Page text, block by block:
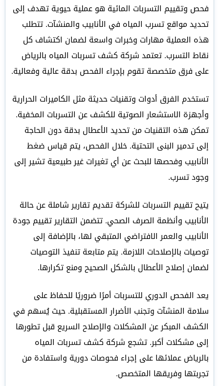
فحص وتقييم التسربات المائية هو عملية حيوية تهدف إلى
تحديد مواقع تسرب المياه في الأنابيب والمنشآت. تتطلب
هذه العملية مهارات وخبرات واسعة لضمان اكتشاف كل
نقاط التسرب. تعتمد شركة كشف تسربات المياه بالرياض
على فرق متخصصة تقوم بإجراء الفحص بدقة عالية وفعالية.
تستخدم الفرق أدوات وتقنيات حديثة مثل الكاميرات الحرارية
وأجهزة الاستشعار الصوتية للكشف عن التسربات المخفية.
تمكن هذه التقنيات من تحديد الأعطال بدقة دون الحاجة
إلى تدمير البنى التحتية. خلال الفحص، يتم قياس ضغط
الأنابيب وفحصها للبحث عن أي تغيرات غير طبيعية تشير إلى
وجود تسرب.
يتيح تقييم التسربات للشركة تقديم تقارير شاملة عن حالة
الأنابيب وأنظمة الصرف الصحي. تتضمن التقارير تقييم جودة
الأنابيب والعمر الافتراضي المتبقي لها، بالإضافة إلى
توصيات بالإصلاحات اللازمة. يتم متابعة تنفيذ التوصيات
لضمان إصلاح الأعطال بالشكل الصحيح ومنع تكرارها.
يعد الفحص الدوري للتسربات أمرًا ضروريًا للحفاظ على
سلامة المنشآت وتجنب الأضرار المستقبلية. حيث يُسهم في
الكشف المبكر عن المشكلات والإصلاح السريع قبل تطورها
إلى مشكلات أكبر. تشجع شركة كشف تسربات المياه
بالرياض عملائها على إجراء فحوصات دورية واستفادة من
تجربتها وفريقها المتخصص.